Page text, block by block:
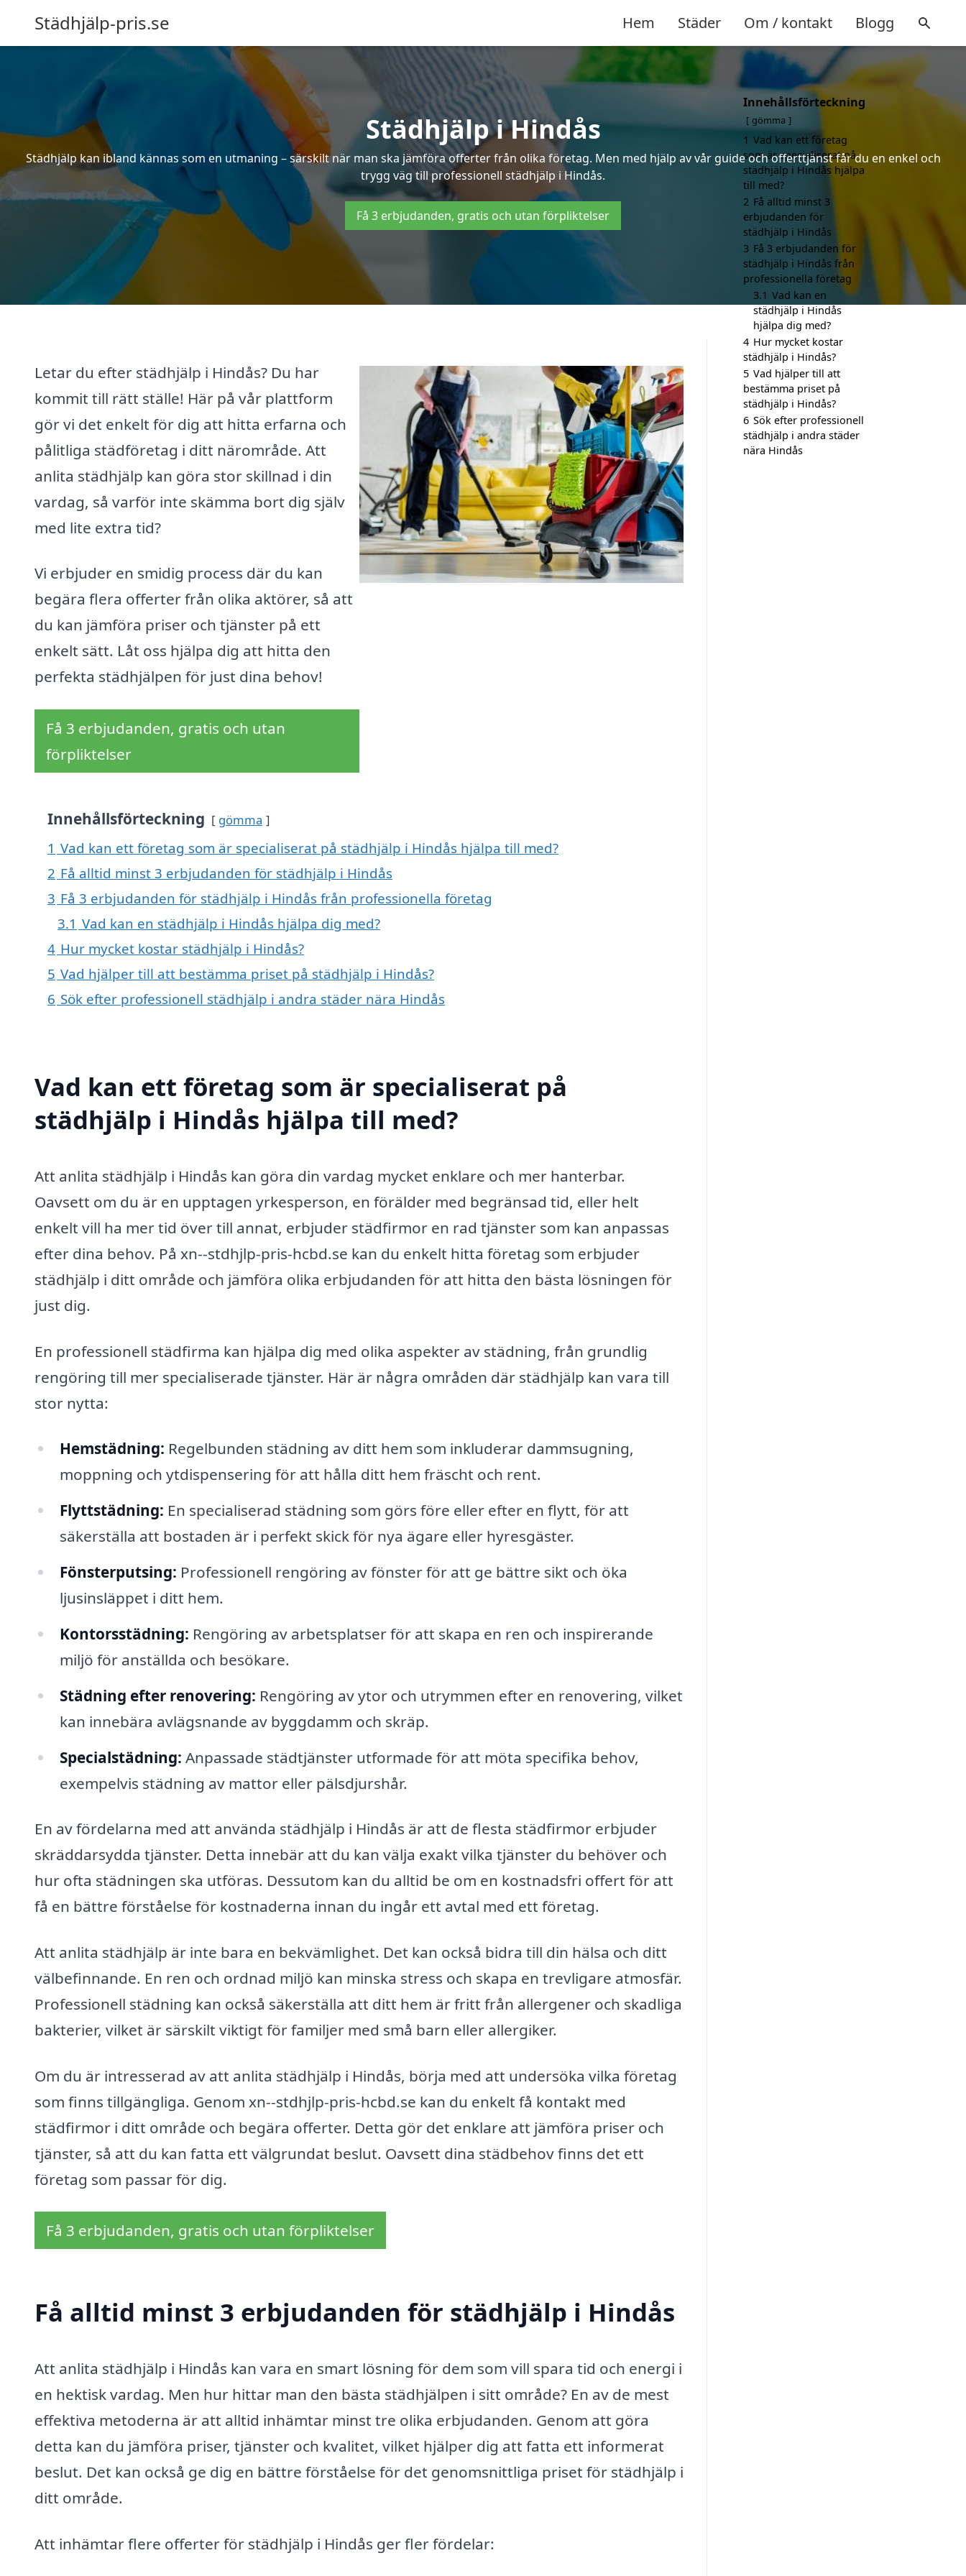
Städhjälp-pris.se Hem Städer Om / kontakt Blogg
Städhjälp i Hindås
Städhjälp kan ibland kännas som en utmaning – särskilt när man ska jämföra offerter från olika företag. Men med hjälp av vår guide och offerttjänst får du en enkel och
trygg väg till professionell städhjälp i Hindås.
Få 3 erbjudanden, gratis och utan förpliktelser
Letar du efter städhjälp i Hindås? Du har
kommit till rätt ställe! Här på vår plattform
gör vi det enkelt för dig att hitta erfarna och
pålitliga städföretag i ditt närområde. Att
anlita städhjälp kan göra stor skillnad i din
vardag, så varför inte skämma bort dig själv
med lite extra tid?
Vi erbjuder en smidig process där du kan
begära flera offerter från olika aktörer, så att
du kan jämföra priser och tjänster på ett
enkelt sätt. Låt oss hjälpa dig att hitta den
perfekta städhjälpen för just dina behov!
Få 3 erbjudanden, gratis och utan
förpliktelser
Innehållsförteckning gömma
1 Vad kan ett företag som är specialiserat på städhjälp i Hindås hjälpa till med?
2 Få alltid minst 3 erbjudanden för städhjälp i Hindås
3 Få 3 erbjudanden för städhjälp i Hindås från professionella företag
3.1 Vad kan en städhjälp i Hindås hjälpa dig med?
4 Hur mycket kostar städhjälp i Hindås?
5 Vad hjälper till att bestämma priset på städhjälp i Hindås?
6 Sök efter professionell städhjälp i andra städer nära Hindås
Vad kan ett företag som är specialiserat på
städhjälp i Hindås hjälpa till med?
Att anlita städhjälp i Hindås kan göra din vardag mycket enklare och mer hanterbar.
Oavsett om du är en upptagen yrkesperson, en förälder med begränsad tid, eller helt
enkelt vill ha mer tid över till annat, erbjuder städfirmor en rad tjänster som kan anpassas
efter dina behov. På xn--stdhjlp-pris-hcbd.se kan du enkelt hitta företag som erbjuder
städhjälp i ditt område och jämföra olika erbjudanden för att hitta den bästa lösningen för
just dig.
En professionell städfirma kan hjälpa dig med olika aspekter av städning, från grundlig
rengöring till mer specialiserade tjänster. Här är några områden där städhjälp kan vara till
stor nytta:
Hemstädning: Regelbunden städning av ditt hem som inkluderar dammsugning,
moppning och ytdispensering för att hålla ditt hem fräscht och rent.
Flyttstädning: En specialiserad städning som görs före eller efter en flytt, för att
säkerställa att bostaden är i perfekt skick för nya ägare eller hyresgäster.
Fönsterputsing: Professionell rengöring av fönster för att ge bättre sikt och öka
ljusinsläppet i ditt hem.
Kontorsstädning: Rengöring av arbetsplatser för att skapa en ren och inspirerande
miljö för anställda och besökare.
Städning efter renovering: Rengöring av ytor och utrymmen efter en renovering, vilket
kan innebära avlägsnande av byggdamm och skräp.
Specialstädning: Anpassade städtjänster utformade för att möta specifika behov,
exempelvis städning av mattor eller pälsdjurshår.
En av fördelarna med att använda städhjälp i Hindås är att de flesta städfirmor erbjuder
skräddarsydda tjänster. Detta innebär att du kan välja exakt vilka tjänster du behöver och
hur ofta städningen ska utföras. Dessutom kan du alltid be om en kostnadsfri offert för att
få en bättre förståelse för kostnaderna innan du ingår ett avtal med ett företag.
Att anlita städhjälp är inte bara en bekvämlighet. Det kan också bidra till din hälsa och ditt
välbefinnande. En ren och ordnad miljö kan minska stress och skapa en trevligare atmosfär.
Professionell städning kan också säkerställa att ditt hem är fritt från allergener och skadliga
bakterier, vilket är särskilt viktigt för familjer med små barn eller allergiker.
Om du är intresserad av att anlita städhjälp i Hindås, börja med att undersöka vilka företag
som finns tillgängliga. Genom xn--stdhjlp-pris-hcbd.se kan du enkelt få kontakt med
städfirmor i ditt område och begära offerter. Detta gör det enklare att jämföra priser och
tjänster, så att du kan fatta ett välgrundat beslut. Oavsett dina städbehov finns det ett
företag som passar för dig.
Få 3 erbjudanden, gratis och utan förpliktelser
Få alltid minst 3 erbjudanden för städhjälp i Hindås
Att anlita städhjälp i Hindås kan vara en smart lösning för dem som vill spara tid och energi i
en hektisk vardag. Men hur hittar man den bästa städhjälpen i sitt område? En av de mest
effektiva metoderna är att alltid inhämtar minst tre olika erbjudanden. Genom att göra
detta kan du jämföra priser, tjänster och kvalitet, vilket hjälper dig att fatta ett informerat
beslut. Det kan också ge dig en bättre förståelse för det genomsnittliga priset för städhjälp i
ditt område.
Att inhämtar flere offerter för städhjälp i Hindås ger fler fördelar:
Innehållsförteckning
gömma
1 Vad kan ett företag
som är specialiserat på
städhjälp i Hindås hjälpa
till med?
2 Få alltid minst 3
erbjudanden för
städhjälp i Hindås
3 Få 3 erbjudanden för
städhjälp i Hindås från
professionella företag
3.1 Vad kan en
städhjälp i Hindås
hjälpa dig med?
4 Hur mycket kostar
städhjälp i Hindås?
5 Vad hjälper till att
bestämma priset på
städhjälp i Hindås?
6 Sök efter professionell
städhjälp i andra städer
nära Hindås